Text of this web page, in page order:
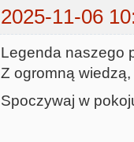
2025-11-06
Legenda naszego
Z ogromną
Spoczywaj w